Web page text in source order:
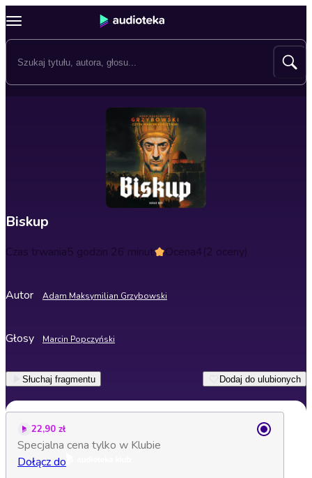
Biskup
Czas trwania5 godzin 26 minut Ocena4(2 oceny)
Autor Adam Maksymilian Grzybowski
Głosy Marcin Popczyński
Słuchaj fragmentu Dodaj do ulubionych
22,90 zł
Specjalna cena tylko w Klubie
Dołącz do